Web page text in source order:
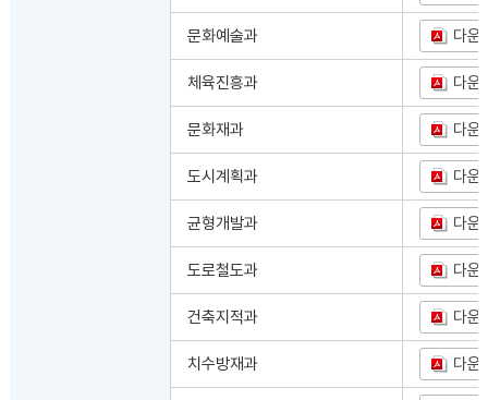
문화예술과 다운
체육진흥과 다운
문화재과 다운
도시계획과 다운
균형개발과 다운
도로철도과 다운
건축지적과 다운
치수방재과 다운